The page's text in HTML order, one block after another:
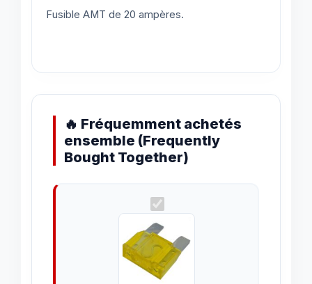
Fusible AMT de 20 ampères.
🔥 Fréquemment achetés
ensemble (Frequently
Bought Together)